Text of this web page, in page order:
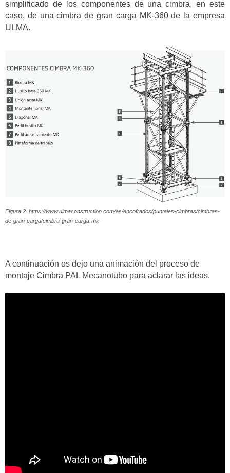
simplificado de los componentes de una cimbra, en este
caso, de una cimbra de gran carga MK-360 de la empresa
ULMA.
Figura 2. https://www.ulmaconstruction.com/es/encofrados/puntales-cimbras/cimbras-
de-gran-carga/cimbra-gran-carga-mk
A continuación os dejo una animación del proceso de
montaje Cimbra PAL Mecanotubo para aclarar las ideas.